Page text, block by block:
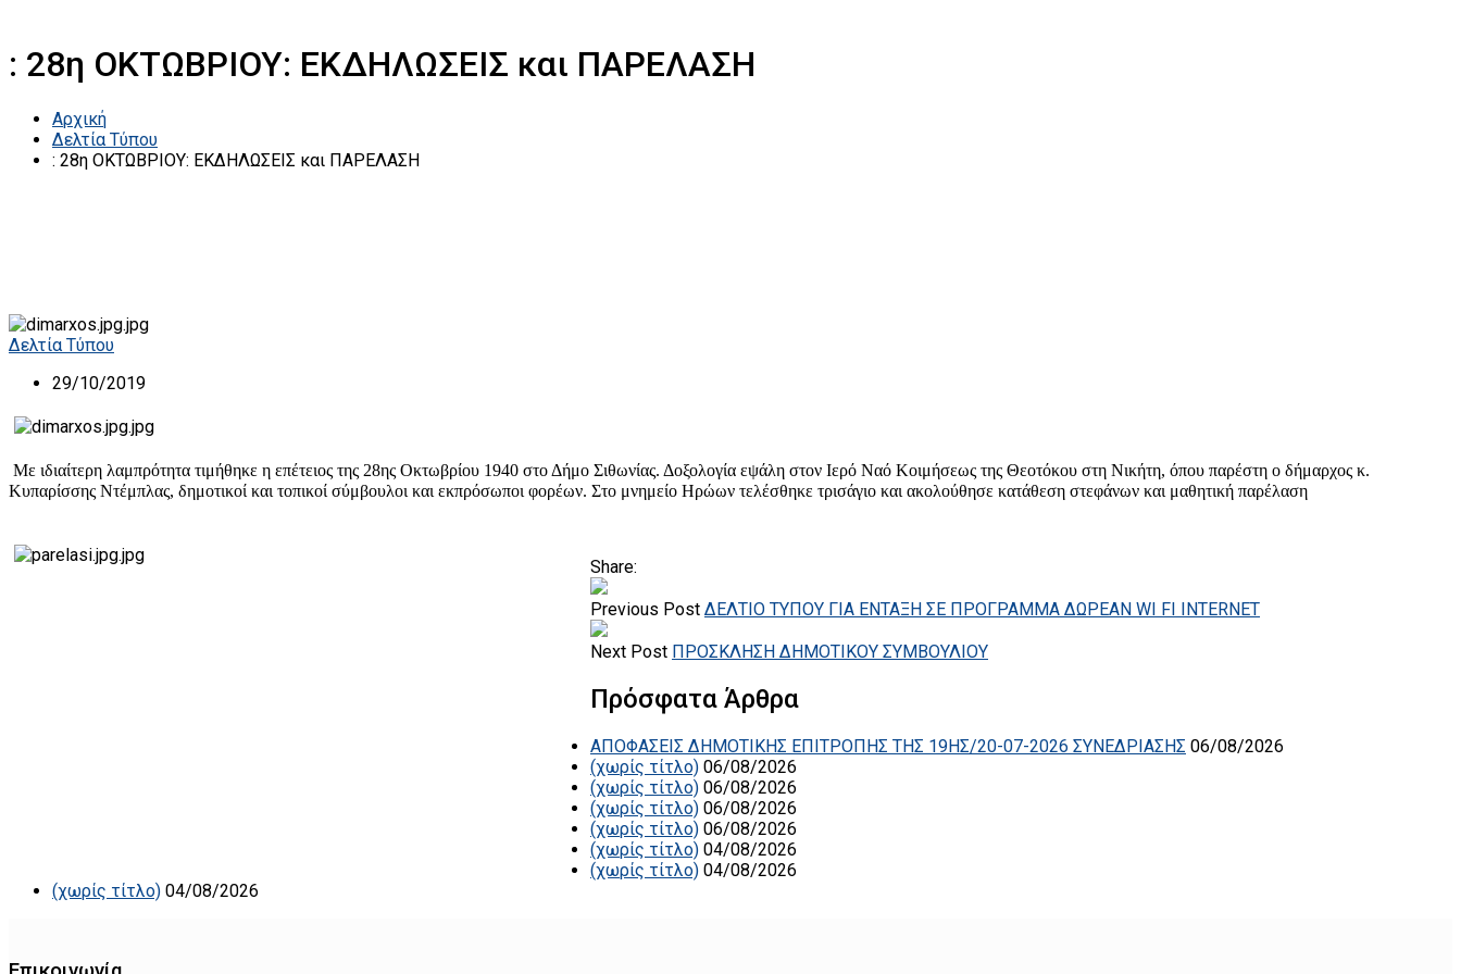
: 28η ΟΚΤΩΒΡΙΟΥ: ΕΚΔΗΛΩΣΕΙΣ και ΠΑΡΕΛΑΣΗ
Αρχική
Δελτία Τύπου
: 28η ΟΚΤΩΒΡΙΟΥ: ΕΚΔΗΛΩΣΕΙΣ και ΠΑΡΕΛΑΣΗ
Δελτία Τύπου
29/10/2019
Με ιδιαίτερη λαμπρότητα τιμήθηκε η επέτειος της 28ης Οκτωβρίου 1940 στο Δήμο Σιθωνίας. Δοξολογία εψάλη στον Ιερό Ναό Κοιμήσεως της Θεοτόκου στη Νικήτη, όπου παρέστη ο δήμαρχος κ.
Κυπαρίσσης Ντέμπλας, δημοτικοί και τοπικοί σύμβουλοι και εκπρόσωποι φορέων. Στο μνημείο Ηρώων τελέσθηκε τρισάγιο και ακολούθησε κατάθεση στεφάνων και μαθητική παρέλαση
Share:
Previous Post ΔΕΛΤΙΟ ΤΥΠΟΥ ΓΙΑ ΕΝΤΑΞΗ ΣΕ ΠΡΟΓΡΑΜΜΑ ΔΩΡΕΑΝ WI FI INTERNET
Next Post ΠΡΟΣΚΛΗΣΗ ΔΗΜΟΤΙΚΟΥ ΣΥΜΒΟΥΛΙΟΥ
Πρόσφατα Άρθρα
ΑΠΟΦΑΣΕΙΣ ΔΗΜΟΤΙΚΗΣ ΕΠΙΤΡΟΠΗΣ ΤΗΣ 19ΗΣ/20-07-2026 ΣΥΝΕΔΡΙΑΣΗΣ 06/08/2026
(χωρίς τίτλο) 06/08/2026
(χωρίς τίτλο) 06/08/2026
(χωρίς τίτλο) 06/08/2026
(χωρίς τίτλο) 06/08/2026
(χωρίς τίτλο) 04/08/2026
(χωρίς τίτλο) 04/08/2026
(χωρίς τίτλο) 04/08/2026